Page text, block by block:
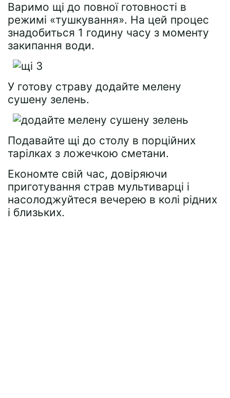
Варимо щі до повної готовності в
режимі «тушкування». На цей процес
знадобиться 1 годину часу з моменту
закипання води.
У готову страву додайте мелену
сушену зелень.
Подавайте щі до столу в порційних
тарілках з ложечкою сметани.
Економте свій час, довіряючи
приготування страв мультиварці і
насолоджуйтеся вечерею в колі рідних
і близьких.